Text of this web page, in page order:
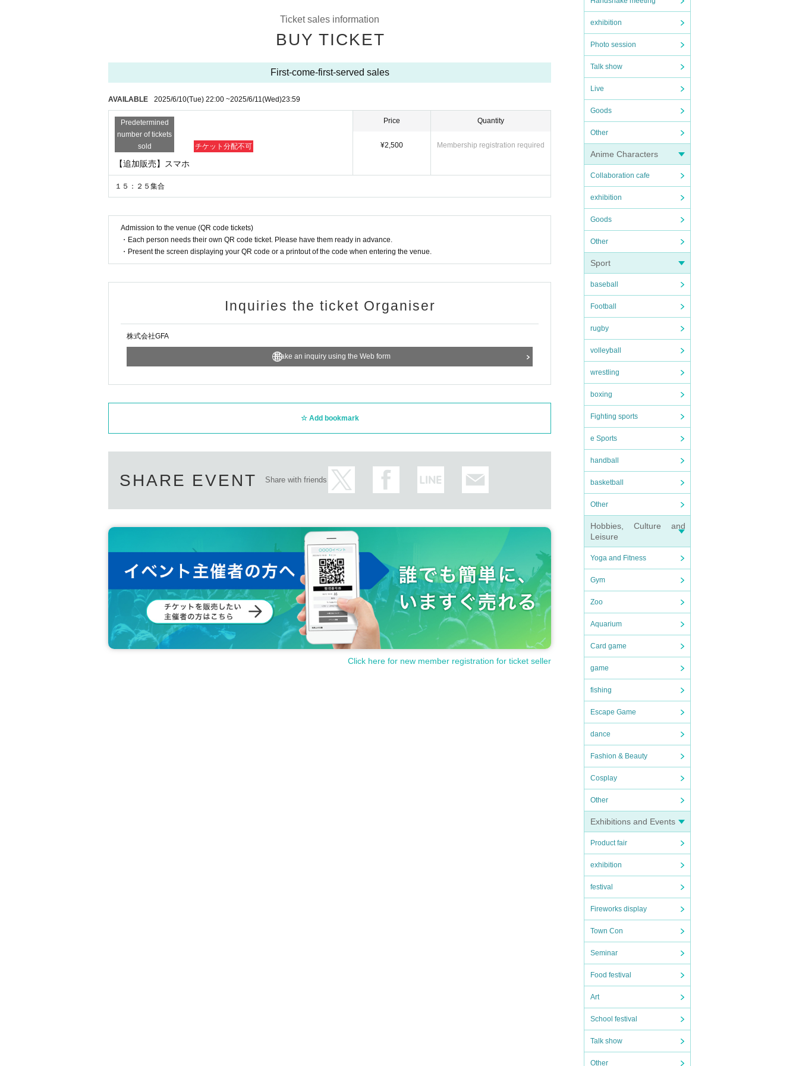
exhibition
Photo session
Talk show
Live
Goods
Other
Anime Characters
Collaboration cafe
exhibition
Goods
Other
Sport
baseball
Football
rugby
volleyball
wrestling
boxing
Fighting sports
e Sports
handball
basketball
Other
Hobbies, Culture and
Leisure
Yoga and Fitness
Gym
Zoo
Aquarium
Card game
game
fishing
Escape Game
dance
Fashion & Beauty
Cosplay
Other
Exhibitions and Events
Product fair
exhibition
festival
Fireworks display
Town Con
Seminar
Food festival
Art
School festival
Talk show
Other
☆ポーズ指定はございませんが、過度な接触はNG とさせていただきます。
☆お時間に限りがございますので、予めポーズを考えてきていただけますようお願い致します。
☆集合時間は厳守していただくようお願い致します。
☆会場共有部の階段等に滞留する、大声を出す等の迷惑行為は絶対におやめ下さい。
Q. 撮影ブースへ持ち込んだ小道具は本人に持ってもらえますか？
A. 本人に持たせる行為は禁止です。
Q. 小道具は片手に収まるサイズなら何を持ち込んでもよいですか？
A. 飲食物全般、水気のあるもの（水風船など）、花火などの火薬を使用している製品、そのほかスタッフが不適切と判断したものに関し
てはお持ち込みを禁止と致します。
Q. トークの時間はありますか？
A. 撮影会イベントのため、別途でトークのお時間は設けておりません。
撮影中にお話しいただくのは問題ございませんが、あくまでも撮影優先かつごく限られたお時間になりますのであらかじめご了承くださ
Q. ソロショットはできますか？
Ticket sales information
BUY TICKET
First-come-first-served sales
AVAILABLE 2025/6/10(Tue) 22:00 ~2025/6/11(Wed)23:59
Predetermined
number of tickets
sold
チケット分配不可
【追加販売】スマホ
Price
¥2,500
Quantity
Membership registration required
１５：２５集合
Admission to the venue (QR code tickets)
・Each person needs their own QR code ticket. Please have them ready in advance.
・Present the screen displaying your QR code or a printout of the code when entering the venue.
Inquiries the ticket Organiser
株式会社GFA
Make an inquiry using the Web form
Add bookmark
SHARE EVENT Share with friends
Click here for new member registration for ticket seller